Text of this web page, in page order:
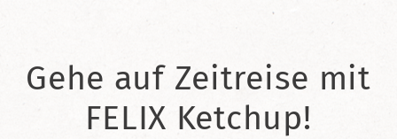
Gehe auf Zeitreise mit
FELIX Ketchup!